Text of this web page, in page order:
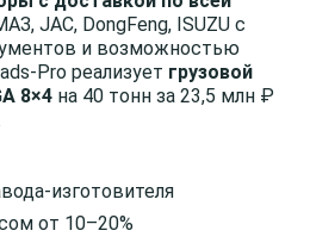
JAC, DongFeng, ISUZU с
и возможностью
Pro реализует грузовой
8×4 на 40 тонн за 23,5 млн ₽
изготовителя
от 10–20%